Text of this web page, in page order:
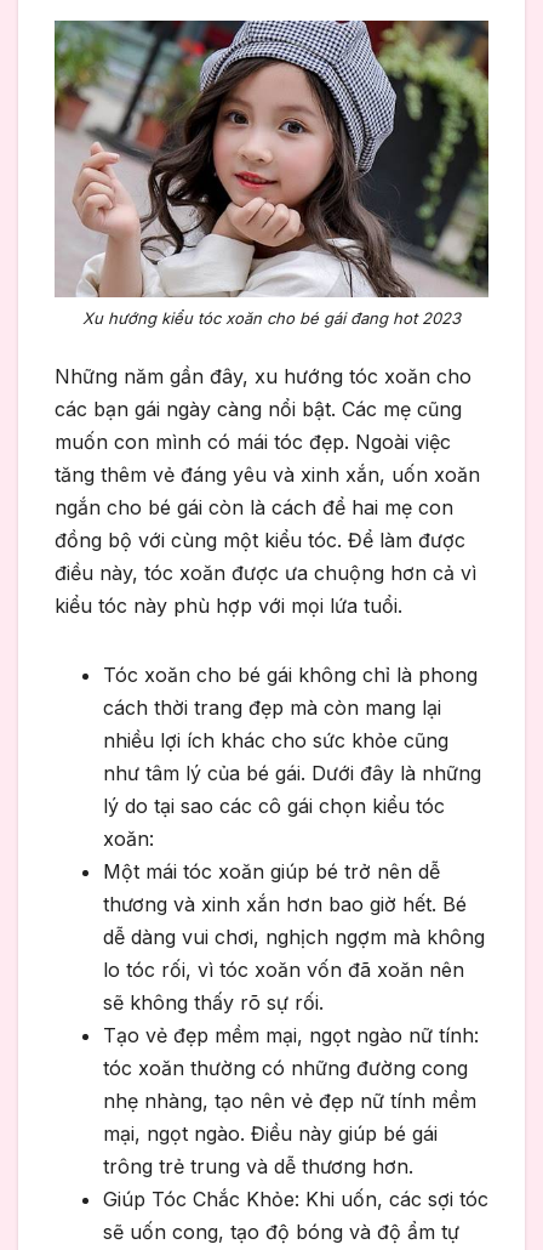
Xu hướng kiểu tóc xoăn cho bé gái đang hot 2023
Những năm gần đây, xu hướng tóc xoăn cho
các bạn gái ngày càng nổi bật. Các mẹ cũng
muốn con mình có mái tóc đẹp. Ngoài việc
tăng thêm vẻ đáng yêu và xinh xắn, uốn xoăn
ngắn cho bé gái còn là cách để hai mẹ con
đồng bộ với cùng một kiểu tóc. Để làm được
điều này, tóc xoăn được ưa chuộng hơn cả vì
kiểu tóc này phù hợp với mọi lứa tuổi.
Tóc xoăn cho bé gái không chỉ là phong
cách thời trang đẹp mà còn mang lại
nhiều lợi ích khác cho sức khỏe cũng
như tâm lý của bé gái. Dưới đây là những
lý do tại sao các cô gái chọn kiểu tóc
xoăn:
Một mái tóc xoăn giúp bé trở nên dễ
thương và xinh xắn hơn bao giờ hết. Bé
dễ dàng vui chơi, nghịch ngợm mà không
lo tóc rối, vì tóc xoăn vốn đã xoăn nên
sẽ không thấy rõ sự rối.
Tạo vẻ đẹp mềm mại, ngọt ngào nữ tính:
tóc xoăn thường có những đường cong
nhẹ nhàng, tạo nên vẻ đẹp nữ tính mềm
mại, ngọt ngào. Điều này giúp bé gái
trông trẻ trung và dễ thương hơn.
Giúp Tóc Chắc Khỏe: Khi uốn, các sợi tóc
sẽ uốn cong, tạo độ bóng và độ ẩm tự